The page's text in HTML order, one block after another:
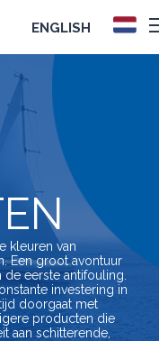
ENGLISH
kleuren van
Een groot avontuur
eerste antifouling.
investering in
doorgaat met
producten die
aan schitterende,